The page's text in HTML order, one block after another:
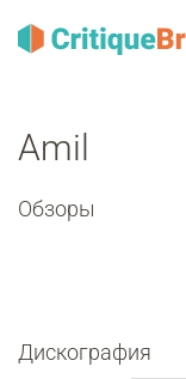
Amil
Обзоры
Дискография